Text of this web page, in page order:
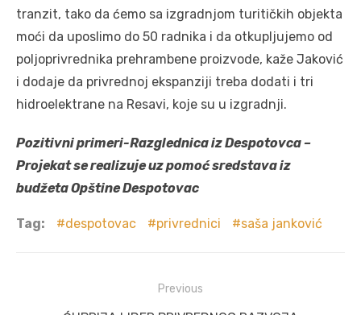
tranzit, tako da ćemo sa izgradnjom turitičkih objekta
moći da uposlimo do 50 radnika i da otkupljujemo od
poljoprivrednika prehrambene proizvode, kaže Jaković
i dodaje da privrednoj ekspanziji treba dodati i tri
hidroelektrane na Resavi, koje su u izgradnji.
Pozitivni primeri-Razglednica iz Despotovca –
Projekat se realizuje uz pomoć sredstava iz
budžeta Opštine Despotovac
Tag: despotovac privrednici saša janković
Previous